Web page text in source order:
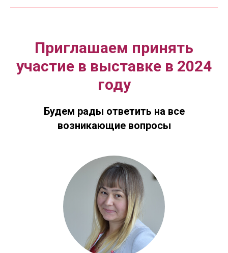
Приглашаем принять
участие в выставке в 2024
году
Будем рады ответить на все
возникающие вопросы